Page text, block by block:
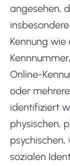
angesehen,
Kennung
Online-
oder
identifiziert
physischen,
sozialen